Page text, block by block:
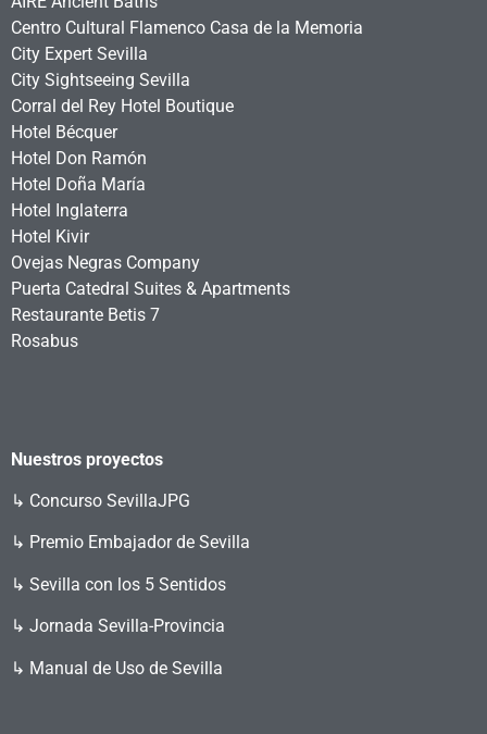
Centro Cultural Flamenco Casa de la Memoria
City Expert Sevilla
City Sightseeing Sevilla
Corral del Rey Hotel Boutique
Hotel Bécquer
Hotel Don Ramón
Hotel Doña María
Hotel Inglaterra
Hotel Kivir
Ovejas Negras Company
Puerta Catedral Suites & Apartments
Restaurante Betis 7
Rosabus
Nuestros proyectos
↳ Concurso SevillaJPG
↳ Premio Embajador de Sevilla
↳ Sevilla con los 5 Sentidos
↳ Jornada Sevilla-Provincia
↳ Manual de Uso de Sevilla